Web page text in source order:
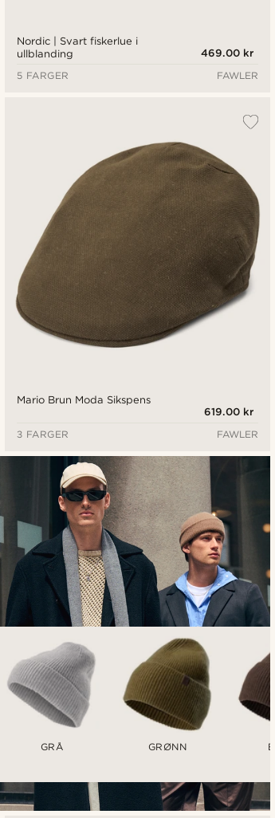
Nordic | Svart fiskerlue i
ullblanding
469.00 kr
5 FARGER
FAWLER
Mario Brun Moda Sikspens
619.00 kr
3 FARGER
FAWLER
GRÅ GRØNN